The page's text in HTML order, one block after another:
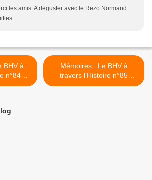
les amis. A deguster avec le Rezo Normand.
n°84
Mémoires : Le BHV à
travers l'Histoire n°85
l'année 1963 >